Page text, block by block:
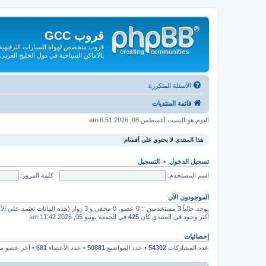
قروب GCC
قروب متخصص لهواة السيارات الترفيهية
بالاماكن السياحية في دول الخليج العربي
الأسئلة المتكررة
قائمة المنتديات
اليوم هو السبت أغسطس 08, 2026 6:51 am
هذا المنتدى لا يحتوي على أقسام
تسجيل الدخول • التسجيل
اسم المستخدم:
كلمة المرور:
الموجودون الآن
يوجد حالياً 3 مستخدمين :: 0 عضو، 0 مخفي و 3 زوار (هذه البيانات تعتمد على الأعضاء النشطين خلال الـ 5 دقائق الماضية)
أكثر وجود في المنتدى كان 425 في الجمعة يونيو 05, 2026 11:42 am
إحصائيات
عدد المشاركات 54302 • عدد المواضيع 50881 • عدد الأعضاء 681 • آخر عضو